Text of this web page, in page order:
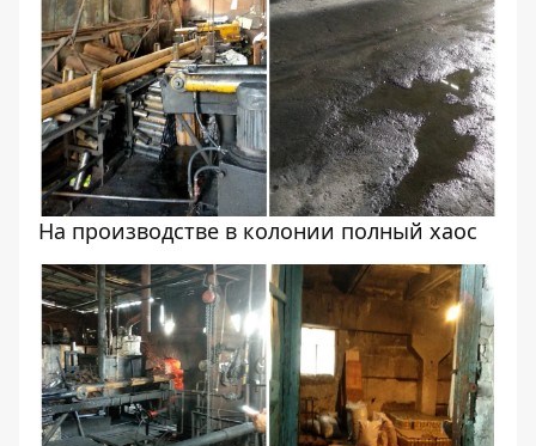
На производстве в колонии полный хаос